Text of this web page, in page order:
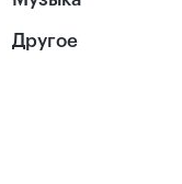
Другое